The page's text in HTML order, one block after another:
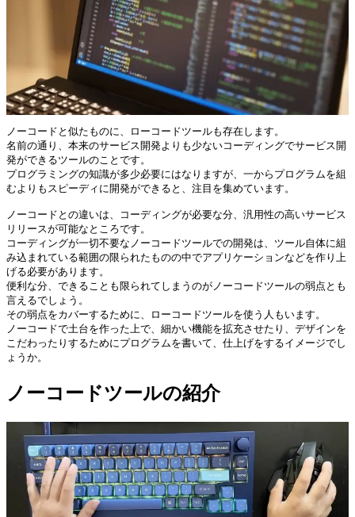
ノーコードと似たものに、ローコードツールも存在します。
名前の通り、本来のサービス開発よりも少ないコーディングでサービス開
発ができるツールのことです。
プログラミングの知識が多少必要にはなりますが、一からプログラムを組
むよりもスピーディに開発ができると、注目を集めています。
ノーコードとの違いは、コーディングが必要な分、汎用性の高いサービス
リリースが可能なところです。
コーディングが一切不要なノーコードツールでの開発は、ツール自体に組
み込まれている範囲の限られたものの中でアプリケーションなどを作り上
げる必要があります。
便利な分、できることも限られてしまうのがノーコードツールの弱点とも
言えるでしょう。
その弱点をカバーするために、ローコードツールを使う人もいます。
ノーコードで土台を作った上で、細かい機能を拡充させたり、デザインを
こだわったりするためにプログラムを書いて、仕上げをするイメージでし
ノーコードツールの紹介